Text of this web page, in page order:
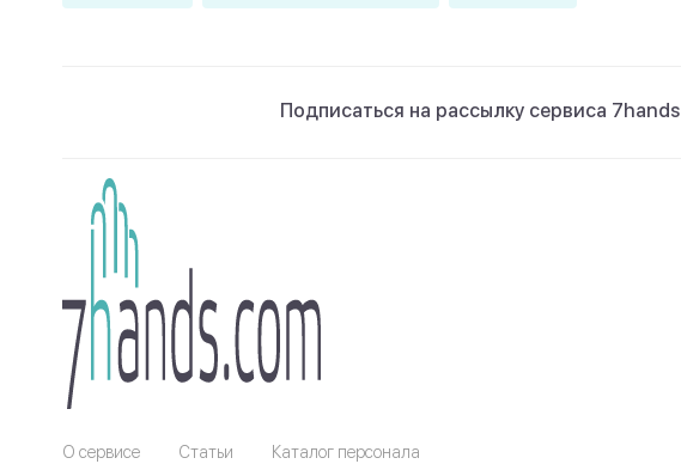
Подписаться на рассылку сервиса 7hands
О сервисе Статьи Каталог персонала